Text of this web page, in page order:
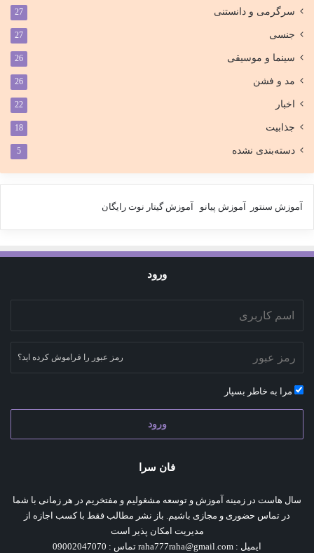
سرگرمی و دانستنی 27
جنسی 27
سینما و موسیقی 26
مد و فشن 26
اخبار 22
جذابیت 18
دسته‌بندی نشده 5
آموزش سنتور آموزش پیانو آموزش گیتار نوت رایگان
ورود
رمز عبور را فراموش کرده اید؟
مرا به خاطر بسپار
ورود
فان سرا
سال هاست در زمینه آموزش و توسعه مشغولیم و مفتخریم در هر زمانی با شما
در تماس حضوری و مجازی باشیم. باز نشر مطالب فقط با کسب اجازه از
مدیریت امکان پذیر است
ایمیل : raha777raha@gmail.com تماس : 09002047070